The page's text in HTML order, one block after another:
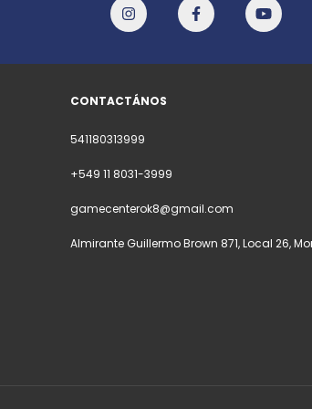
CONTACTÁNOS
541180313999
+549 11 8031-3999
gamecenterok8@gmail.com
Almirante Guillermo Brown 871, Local 26,